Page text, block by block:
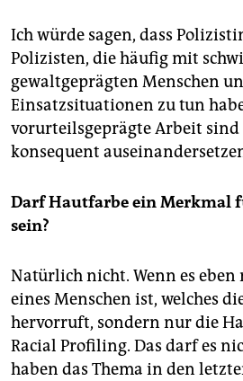
Ich würde sagen, dass
Polizisten, die häufig mit
gewaltgeprägten Menschen
Einsatzsituationen zu tun
vorurteilsgeprägte Arbeit
konsequent
Darf Hautfarbe ein Merkmal
sein?
Natürlich nicht. Wenn es
eines Menschen ist, welches
hervorruft, sondern nur die
Racial Profiling. Das darf es
haben das Thema in den